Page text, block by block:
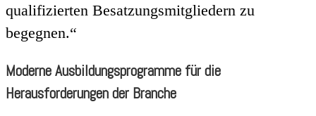
qualifizierten Besatzungsmitgliedern zu
begegnen.“
Moderne Ausbildungsprogramme für die
Herausforderungen der Branche